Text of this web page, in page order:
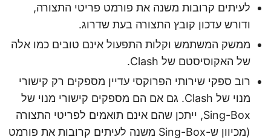
לעיתים קרובות משנה את פורמט פריטי התצורה,
ודורש עדכון קובץ התצורה בעת שדרוג.
ממשק המשתמש וקלות התפעול אינם טובים כמו אלה
של האקוסיסטם של Clash.
רוב ספקי שירותי הפרוקסי עדיין מספקים רק קישורי
מנוי של Clash. גם אם הם מספקים קישורי מנוי של
Sing-Box, ייתכן שהם אינם תואמים לפריטי התצורה
(מכיוון ש-Sing-Box משנה לעיתים קרובות את פורמט